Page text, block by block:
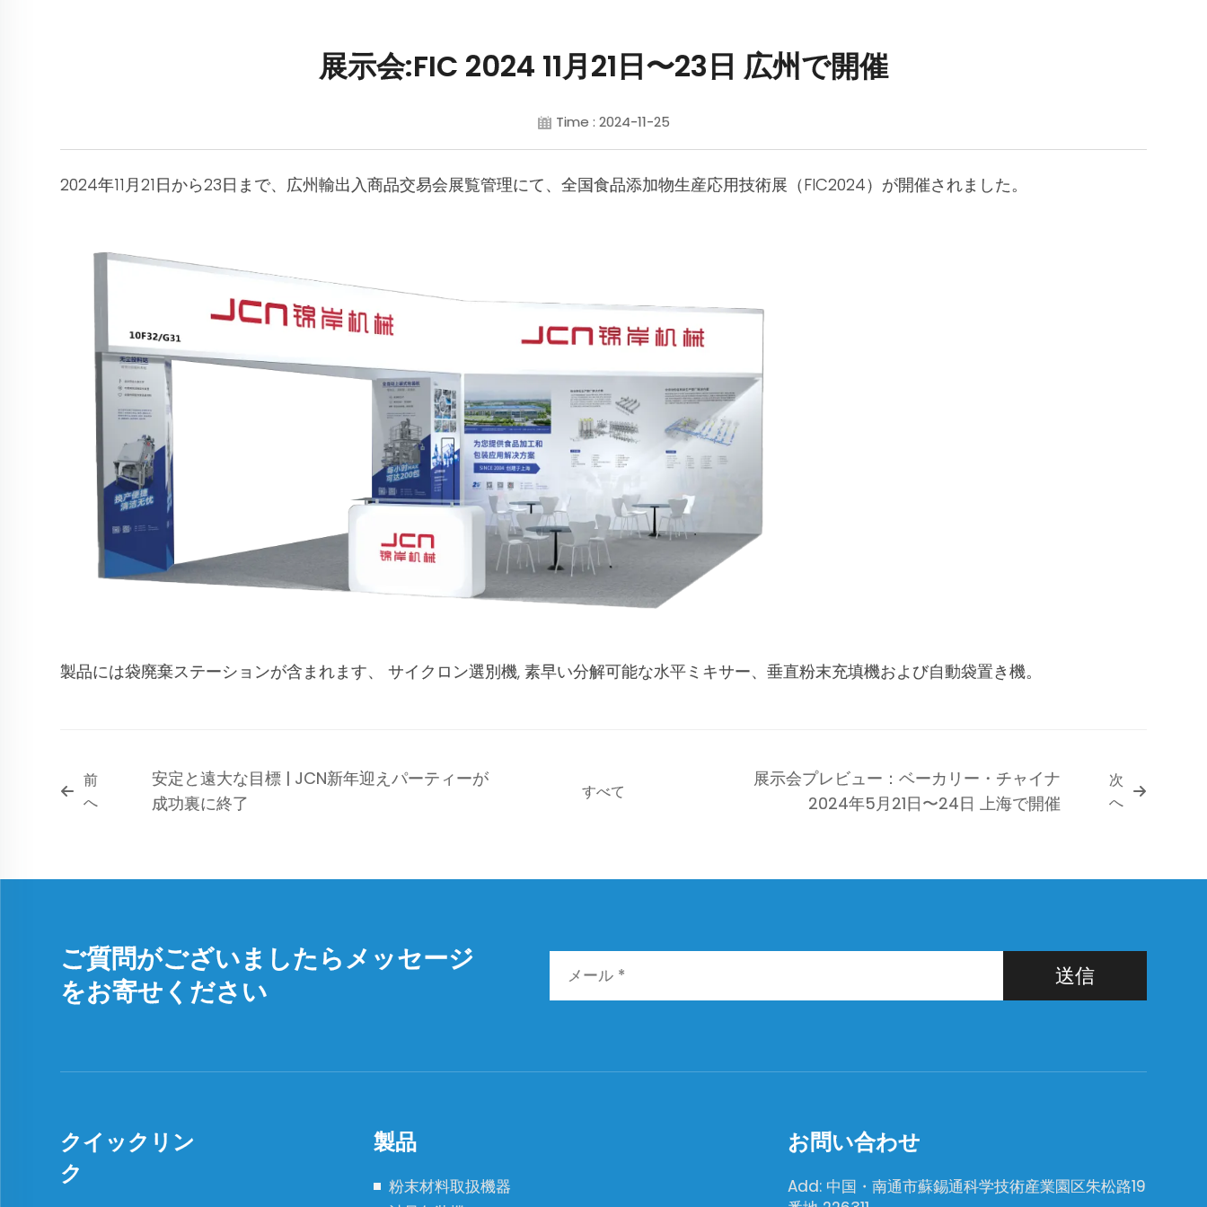
展示会:FIC 2024 11月21日〜23日 広州で開催
Time : 2024-11-25
2024年11月21日から23日まで、広州輸出入商品交易会展覧管理にて、全国食品添加物生産応用技術展（FIC2024）が開催されました。
製品には袋廃棄ステーションが含まれます、サイクロン選別機,素早い分解可能な水平ミキサー、垂直粉末充填機および自動袋置き機。
前
へ
安定と遠大な目標 | JCN新年迎えパーティーが
成功裏に終了
すべて
次
へ
展示会プレビュー：ベーカリー・チャイナ
2024年5月21日〜24日 上海で開催
ご質問がございましたらメッセージ
をお寄せください
送信
クイックリン
ク
製品
粉末材料取扱機器
お問い合わせ
Add: 中国・南通市蘇錫通科学技術産業園区朱松路19